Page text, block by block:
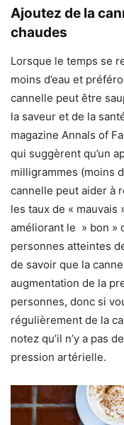
Ajoutez de la
chaudes
Lorsque le temps se
moins d’eau et
cannelle peut être
la saveur et de la
magazine Annals of
qui suggèrent qu’un
milligrammes (moins
cannelle peut aider à
les taux de « mauvais
améliorant le » bon »
personnes atteintes
de savoir que la
augmentation de la
personnes, donc si
régulièrement de la
notez qu’il n’y a pas
pression artérielle.